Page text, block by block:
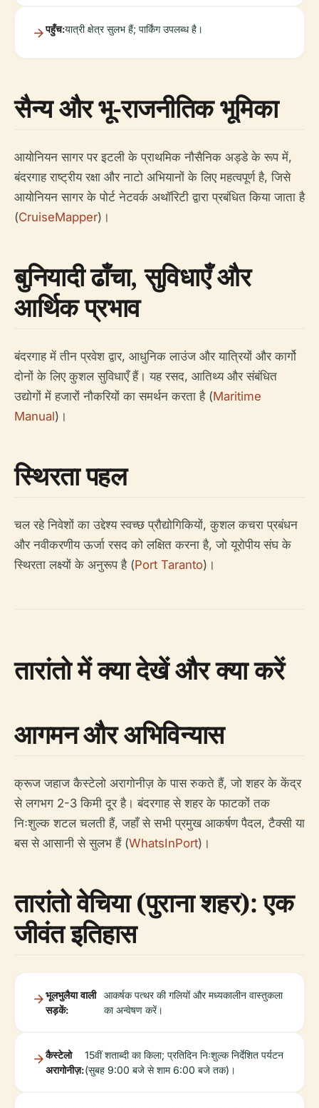
पहुँच:यात्री क्षेत्र सुलभ हैं; पार्किंग उपलब्ध है।
सैन्य और भू-राजनीतिक भूमिका
आयोनियन सागर पर इटली के प्राथमिक नौसैनिक अड्डे के रूप में,
बंदरगाह राष्ट्रीय रक्षा और नाटो अभियानों के लिए महत्वपूर्ण है, जिसे
आयोनियन सागर के पोर्ट नेटवर्क अथॉरिटी द्वारा प्रबंधित किया जाता है
(CruiseMapper)।
बुनियादी ढाँचा, सुविधाएँ और
आर्थिक प्रभाव
बंदरगाह में तीन प्रवेश द्वार, आधुनिक लाउंज और यात्रियों और कार्गो
दोनों के लिए कुशल सुविधाएँ हैं। यह रसद, आतिथ्य और संबंधित
उद्योगों में हजारों नौकरियों का समर्थन करता है (Maritime
Manual)।
स्थिरता पहल
चल रहे निवेशों का उद्देश्य स्वच्छ प्रौद्योगिकियों, कुशल कचरा प्रबंधन
और नवीकरणीय ऊर्जा रसद को लक्षित करना है, जो यूरोपीय संघ के
स्थिरता लक्ष्यों के अनुरूप है (Port Taranto)।
तारांतो में क्या देखें और क्या करें
आगमन और अभिविन्यास
क्रूज जहाज कैस्टेलो अरागोनीज़ के पास रुकते हैं, जो शहर के केंद्र
से लगभग 2-3 किमी दूर है। बंदरगाह से शहर के फाटकों तक
निःशुल्क शटल चलती हैं, जहाँ से सभी प्रमुख आकर्षण पैदल, टैक्सी या
बस से आसानी से सुलभ हैं (WhatsInPort)।
तारांतो वेचिया (पुराना शहर): एक
जीवंत इतिहास
भूलभुलैया वाली
सड़कें:
आकर्षक पत्थर की गलियों और मध्यकालीन वास्तुकला
का अन्वेषण करें।
कैस्टेलो
अरागोनीज़:
15वीं शताब्दी का किला; प्रतिदिन निःशुल्क निर्देशित पर्यटन
(सुबह 9:00 बजे से शाम 6:00 बजे तक)।